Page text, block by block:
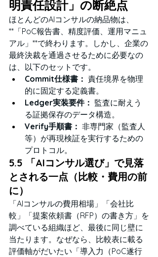
明責任設計」の断絶点
ほとんどのAIコンサルの納品物は、
**「PoC報告書、精度評価、運用マニュ
アル」**で終わります。しかし、企業の
最終決裁を通過させるために必要なの
は、以下のセットです。
Commit仕様書： 責任境界を物理
的に固定する定義書。
Ledger実装要件： 監査に耐えう
る証拠保存のデータ構造。
Verify手順書： 非専門家（監査人
等）が再現検証を実行するための
プロトコル。
5.5 「AIコンサル選び」で見落
とされる一点（比較・費用の前
に）
「AIコンサルの費用相場」「会社比
較」「提案依頼書（RFP）の書き方」を
調べている組織ほど、最後に同じ壁に
当たります。なぜなら、比較表に載る
評価軸がだいたい「導入力（PoC遂行